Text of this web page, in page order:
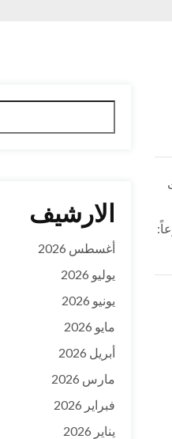
الارشيف
أغسطس 2026
يوليو 2026
يونيو 2026
مايو 2026
أبريل 2026
مارس 2026
فبراير 2026
يناير 2026